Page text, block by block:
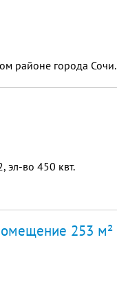
районе города Сочи.
эл-во 450 квт.
253 м²